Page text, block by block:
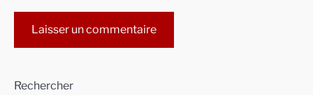
Rechercher